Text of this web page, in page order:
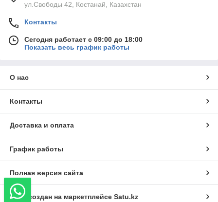
ул.Свободы 42, Костанай, Казахстан
Контакты
Сегодня работает с 09:00 до 18:00
Показать весь график работы
О нас
Контакты
Доставка и оплата
График работы
Полная версия сайта
Сайт создан на маркетплейсе Satu.kz